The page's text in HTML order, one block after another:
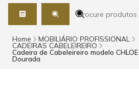
Home MOBILIÁRIO PROFISSIONAL
CADEIRAS CABELEIREIRO
Cadeira de Cabeleireiro modelo
Dourada